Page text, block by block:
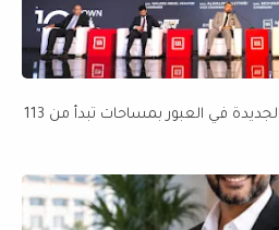
مزايا تطلق Town Ten بعرابي الجديدة في العبور بمساحات تبدأ من 113